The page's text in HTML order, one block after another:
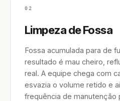
02
Limpeza de Fossa
Fossa acumulada para de
resultado é mau cheiro,
real. A equipe chega com
esvazia o volume retido e
frequência de manutenção